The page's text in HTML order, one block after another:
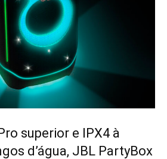
superior e IPX4 à
d’água, JBL PartyBox